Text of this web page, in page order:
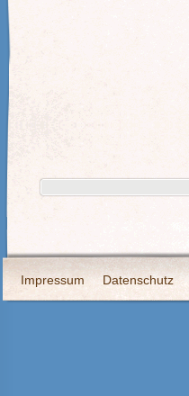
Impressum Datenschutz